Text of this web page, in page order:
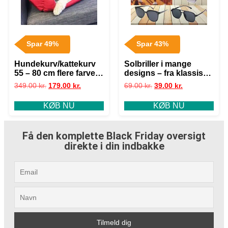
Spar 49%
Hundekurv/kattekurv
55 – 80 cm flere farver
– Sort SMALL
349.00kr. 179.00 kr.
KØB NU
Spar 43%
Solbriller i mange
designs – fra klassisk
til trendy! – 39,- / 2415
69.00kr. 39.00 kr.
KØB NU
Få den komplette Black Friday oversigt
direkte i din indbakke